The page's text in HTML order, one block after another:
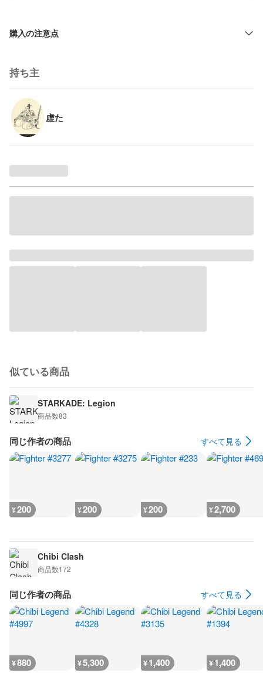
購入の注意点
持ち主
虚た
似ている商品
STARKADE: Legion
商品数83
同じ作者の商品 すべて見る
¥200 ¥200 ¥200 ¥2,700
Chibi Clash
商品数172
同じ作者の商品 すべて見る
¥880 ¥5,300 ¥1,400 ¥1,400